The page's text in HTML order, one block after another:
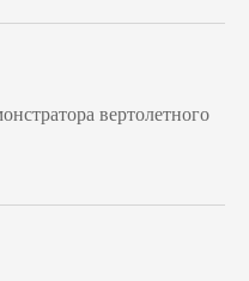
вертолетного